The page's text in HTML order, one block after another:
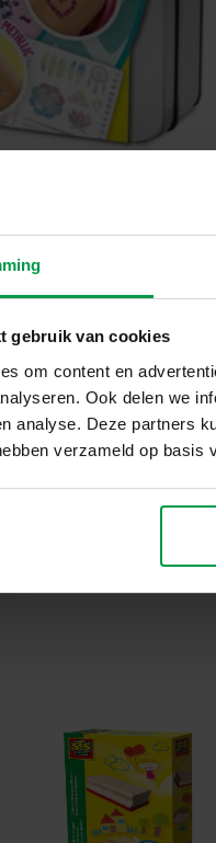
gebruik van cookies
om content en
Ook delen we
analyse. Deze partners
verzameld op basis